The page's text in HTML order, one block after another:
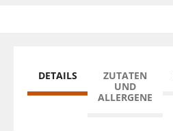
DETAILS
ZUTATEN
UND
ALLERGENE